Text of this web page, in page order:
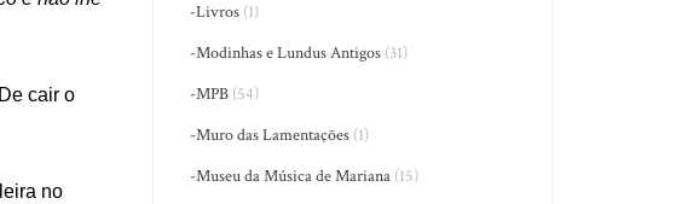
cair o
no
-Livros (1)
-Modinhas e Lundus Antigos (31)
-MPB (54)
-Muro das Lamentações (1)
-Museu da Música de Mariana (15)